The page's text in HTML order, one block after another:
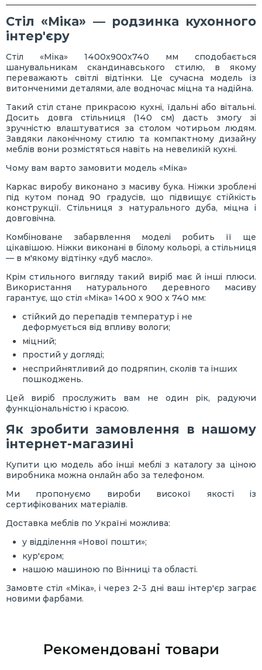
Стіл «Міка» — родзинка кухонного
інтер'єру
Стіл «Міка» 1400х900х740 мм сподобається
шанувальникам скандинавського стилю, в якому
переважають світлі відтінки. Це сучасна модель із
витонченими деталями, але водночас міцна та надійна.
Такий стіл стане прикрасою кухні, їдальні або вітальні.
Досить довга стільниця (140 см) дасть змогу зі
зручністю влаштуватися за столом чотирьом людям.
Завдяки лаконічному стилю та компактному дизайну
меблів вони розмістяться навіть на невеликій кухні.
Чому вам варто замовити модель «Міка»
Каркас виробу виконано з масиву бука. Ніжки зроблені
під кутом понад 90 градусів, що підвищує стійкість
конструкції. Стільниця з натурального дуба, міцна і
довговічна.
Комбіноване забарвлення моделі робить її ще
цікавішою. Ніжки виконані в білому кольорі, а стільниця
— в м'якому відтінку «дуб масло».
Крім стильного вигляду такий виріб має й інші плюси.
Використання натурального деревного масиву
гарантує, що стіл «Міка» 1400 х 900 х 740 мм:
стійкий до перепадів температур і не
деформується від впливу вологи;
міцний;
простий у догляді;
несприйнятливий до подряпин, сколів та інших
пошкоджень.
Цей виріб прослужить вам не один рік, радуючи
функціональністю і красою.
Як зробити замовлення в нашому
інтернет-магазині
Купити цю модель або інші меблі з каталогу за ціною
виробника можна онлайн або за телефоном.
Ми пропонуємо вироби високої якості із
сертифікованих матеріалів.
Доставка меблів по Україні можлива:
у відділення «Нової пошти»;
кур'єром;
нашою машиною по Вінниці та області.
Замовте стіл «Міка», і через 2-3 дні ваш інтер'єр заграє
новими фарбами.
Рекомендовані товари